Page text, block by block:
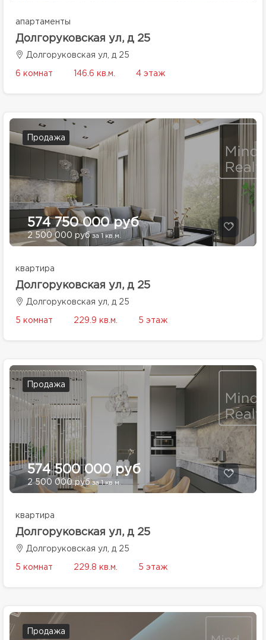
апартаменты
Долгоруковская ул, д 25
Долгоруковская ул, д 25
6 комнат 146.6 кв.м. 4 этаж
Продажа
574 750 000 руб
2 500 000 руб за 1 кв.м.
квартира
Долгоруковская ул, д 25
Долгоруковская ул, д 25
5 комнат 229.9 кв.м. 5 этаж
Продажа
574 500 000 руб
2 500 000 рубза 1 кв.м.
квартира
Долгоруковская ул, д 25
Долгоруковская ул, д 25
5 комнат 229.8 кв.м. 5 этаж
Продажа